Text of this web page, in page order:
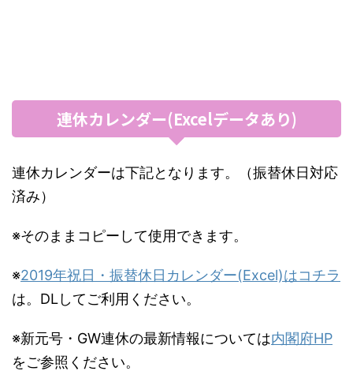
連休カレンダー(Excelデータあり)
連休カレンダーは下記となります。（振替休日対応
済み）
※そのままコピーして使用できます。
※2019年祝日・振替休日カレンダー(Excel)はコチラ
は。DLしてご利用ください。
※新元号・GW連休の最新情報については内閣府HP
をご参照ください。